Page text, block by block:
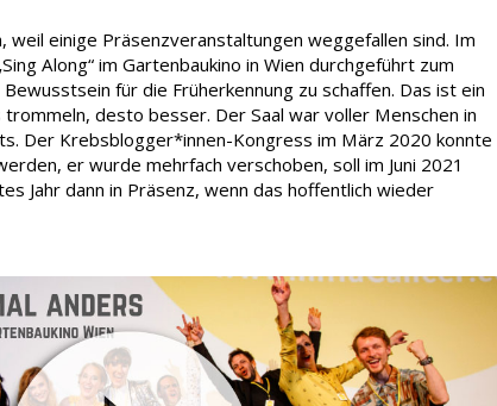
weil einige Präsenzveranstaltungen weggefallen sind. Im
Along“ im Gartenbaukino in Wien durchgeführt zum
Bewusstsein für die Früherkennung zu schaffen. Das ist ein
desto besser. Der Saal war voller Menschen in
Der Krebsblogger*innen-Kongress im März 2020 konnte
er wurde mehrfach verschoben, soll im Juni 2021
Jahr dann in Präsenz, wenn das hoffentlich wieder